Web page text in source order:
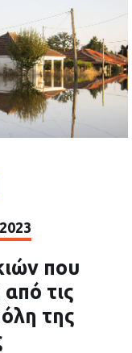
που
τις
της